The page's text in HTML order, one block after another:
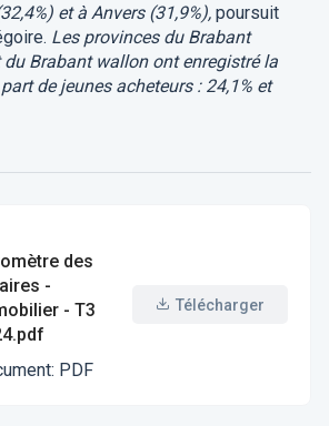
et à Anvers (31,9%), poursuit
Les provinces du Brabant
Brabant wallon ont enregistré la
de jeunes acheteurs : 24,1% et
des
-
- T3
: PDF
Télécharger